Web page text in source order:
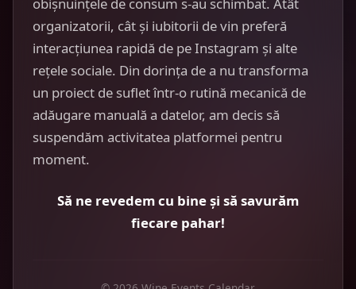
organizatorii, cât și iubitorii de vin preferă
interacțiunea rapidă de pe Instagram și alte
rețele sociale. Din dorința de a nu transforma
un proiect de suflet într-o rutină mecanică de
adăugare manuală a datelor, am decis să
suspendăm activitatea platformei pentru
moment.
Să ne revedem cu bine și să savurăm
fiecare pahar!